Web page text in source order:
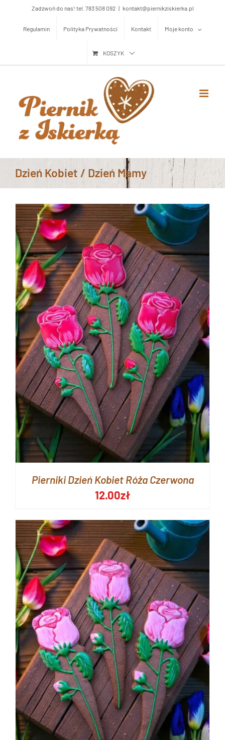
zawartości
Zadzwoń do nas! tel. 783 508 092 | kontakt@piernikziskierka.pl
Regulamin Polityka Prywatności Kontakt Moje konto
KOSZYK
Dzień Kobiet / Dzień Mamy
Pierniki Dzień Kobiet Róża Czerwona
12.00zł